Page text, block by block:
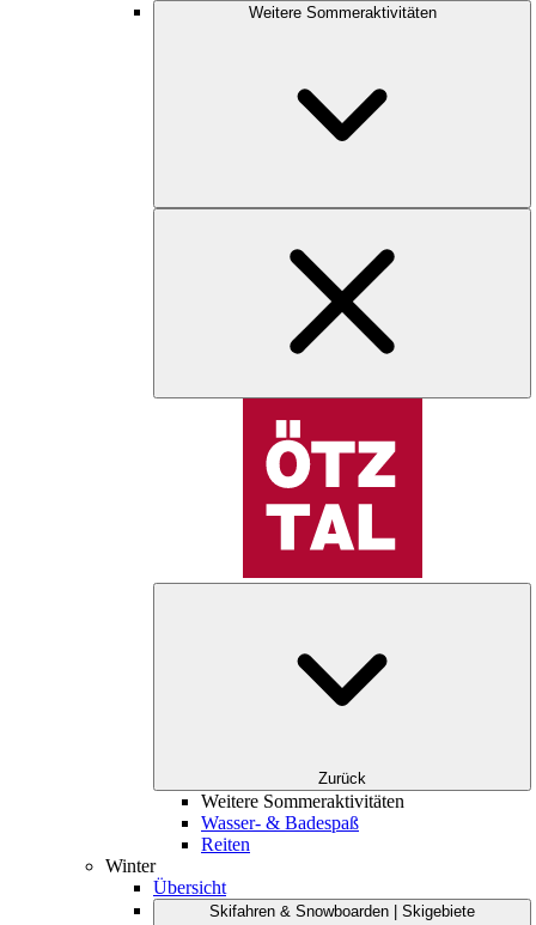
Weitere Sommeraktivitäten
Zurück
Weitere Sommeraktivitäten
Wasser- & Badespaß
Reiten
Winter
Übersicht
Skifahren & Snowboarden | Skigebiete